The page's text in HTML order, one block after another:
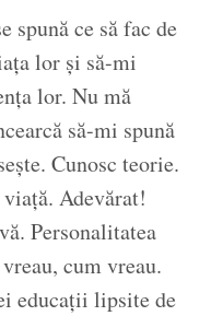
spună ce să fac de
lor și să-mi
lor. Nu mă
să-mi spună
Cunosc teorie.
Adevărat!
Personalitatea
cum vreau.
educații lipsite de